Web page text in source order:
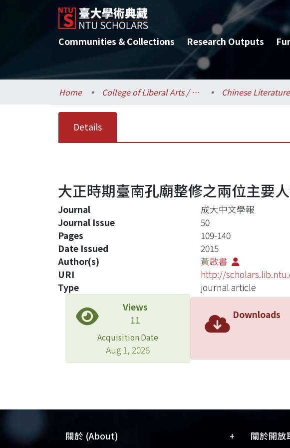
Communities & Collections Research Outputs
Home College of Liberal Arts / 文學院
Details
大正時期臺南孔廟整修之兩位主要
Journal
成大中文學報
Journal Issue
50
Pages
109-140
Date Issued
2015
Author(s)
黃啟書
URI
http://
Type
journal article
Views
11
Acquisition Date
Aug 1, 2026
Downloads
關於 (About) + 關於開放